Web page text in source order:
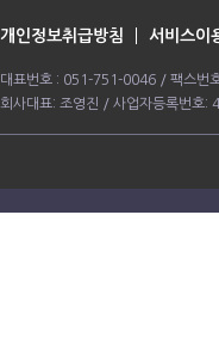
개인정보취급방침 서비스이
대표번호 : 051-751-0046 / 팩스번
회사대표: 조영진 / 사업자등록번호: